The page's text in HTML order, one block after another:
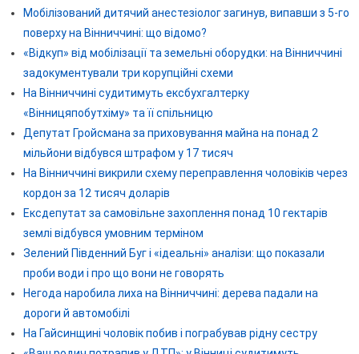
Мобілізований дитячий анестезіолог загинув, випавши з 5-го
поверху на Вінниччині: що відомо?
«Відкуп» від мобілізації та земельні оборудки: на Вінниччині
задокументували три корупційні схеми
На Вінниччині судитимуть ексбухгалтерку
«Вінницяпобутхіму» та її спільницю
Депутат Гройсмана за приховування майна на понад 2
мільйони відбувся штрафом у 17 тисяч
На Вінниччині викрили схему переправлення чоловіків через
кордон за 12 тисяч доларів
Ексдепутат за самовільне захоплення понад 10 гектарів
землі відбувся умовним терміном
Зелений Південний Буг і «ідеальні» аналізи: що показали
проби води і про що вони не говорять
Негода наробила лиха на Вінниччині: дерева падали на
дороги й автомобілі
На Гайсинщині чоловік побив і пограбував рідну сестру